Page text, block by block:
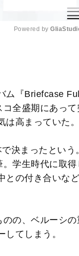
e
Powered by
ム『Briefcase
全盛期にあっ
高まっていた。
決まったという
学生時代に取
との付き合いな
の、ベルーシ
てしまう。